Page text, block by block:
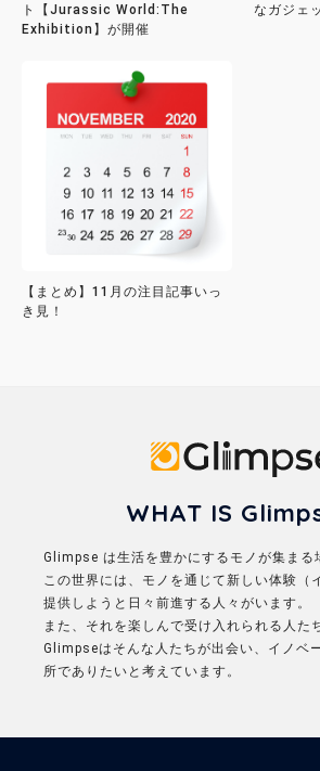
ト【Jurassic World:The
Exhibition】が開催
なガジェ
【まとめ】11月の注目記事いっ
き見！
WHAT IS
Glimpse は生活を豊かにするモノが集まる
この世界には、モノを通じて新しい体験（
提供しようと日々前進する人々がいます。
また、それを楽しんで受け入れられる人た
Glimpseはそんな人たちが出会い、イノベ
所でありたいと考えています。